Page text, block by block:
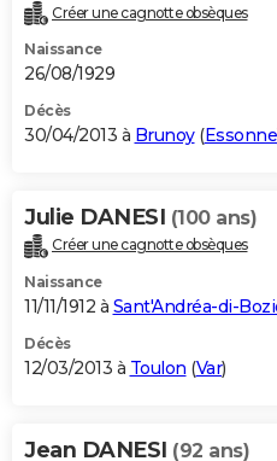
Créer une cagnotte obsèques
Naissance
26/08/1929
Décès
30/04/2013 à Brunoy(Essonne
Julie DANESI (100 ans)
Créer une cagnotte obsèques
Naissance
11/11/1912 à Sant'Andréa-di-
Décès
12/03/2013 à Toulon (Var)
Jean DANESI (92 ans)